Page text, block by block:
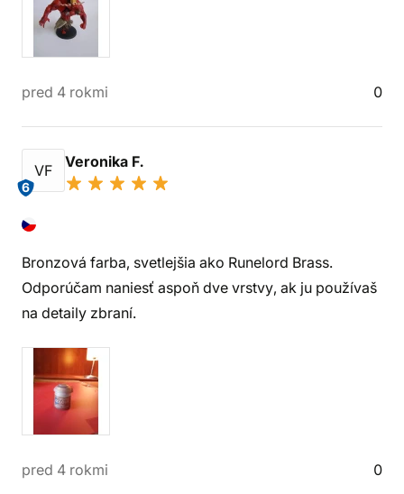
pred 4 rokmi 0
VF
6
Veronika F.
Bronzová farba, svetlejšia ako Runelord Brass.
Odporúčam naniesť aspoň dve vrstvy, ak ju používaš
na detaily zbraní.
pred 4 rokmi 0